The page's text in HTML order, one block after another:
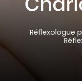
Réflexologue